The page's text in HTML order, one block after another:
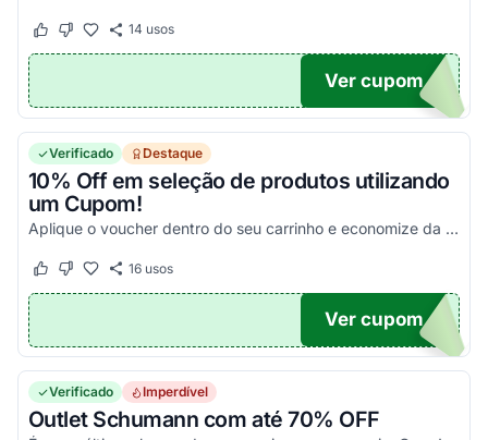
Este cupom funcionou
Este cupom não funcionou
14 usos
IS10
Ver cupom
Verificado Destaque
10% Off em seleção de produtos utilizando
um Cupom!
Aplique o voucher dentro do seu carrinho e economize da melhor maneira possível!
Este cupom funcionou
Este cupom não funcionou
16usos
RO10
Ver cupom
Verificado Imperdível
Outlet Schumann com até 70% OFF